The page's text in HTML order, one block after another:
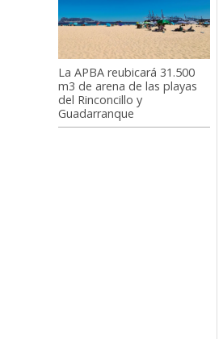
La APBA reubicará 31.500
m3 de arena de las playas
del Rinconcillo y
Guadarranque